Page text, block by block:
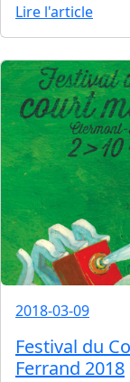
Lire l'article
2018-03-09
Festival du
Ferrand 2018